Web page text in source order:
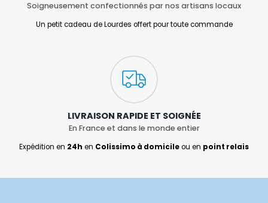
Soigneusement confectionnés par nos artisans locaux
Un petit cadeau de Lourdes offert pour toute commande
LIVRAISON RAPIDE ET SOIGNÉE
En France et dans le monde entier
Expédition en 24h en Colissimo à domicileou en point relais